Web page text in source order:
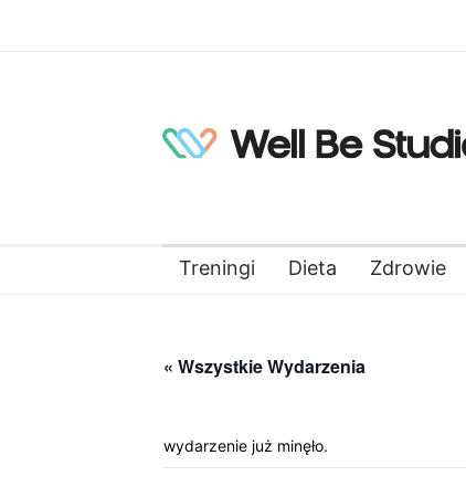
Treningi Dieta Zdrowie
« Wszystkie Wydarzenia
wydarzenie już minęło.